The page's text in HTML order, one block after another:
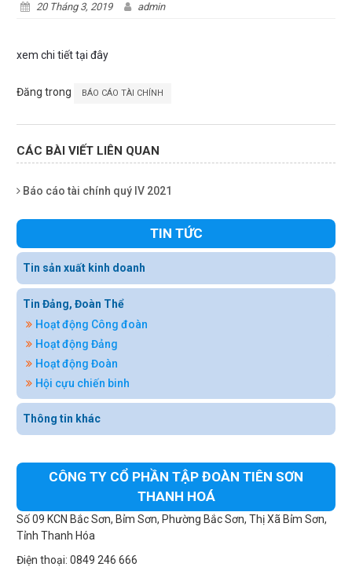
20 Tháng 3, 2019 admin
xem chi tiết tại đây
Đăng trong BÁO CÁO TÀI CHÍNH
CÁC BÀI VIẾT LIÊN QUAN
Báo cáo tài chính quý IV 2021
TIN TỨC
Tin sản xuất kinh doanh
Tin Đảng, Đoàn Thể
Hoạt động Công đoàn
Hoạt động Đảng
Hoạt động Đoàn
Hội cựu chiến binh
Thông tin khác
CÔNG TY CỔ PHẦN TẬP ĐOÀN TIÊN SƠN
THANH HOÁ
Số 09 KCN Bắc Sơn, Bỉm Sơn, Phường Bắc Sơn, Thị Xã Bỉm Sơn,
Tỉnh Thanh Hóa
Điện thoại: 0849 246 666